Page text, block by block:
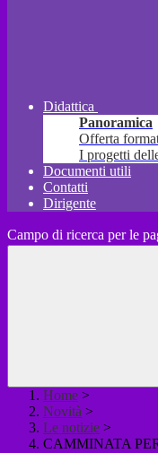
Didattica
Panoramica
Offerta
I progetti
Documenti utili
Contatti
Dirigente
Campo di ricerca per le
Home >
Novità >
Le notizie >
CAMMINATA